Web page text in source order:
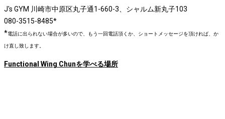
J's GYM 川崎市中原区丸子通1-660-3、シャルム新丸子103
080-3515-8485*
*電話に出られない場合が多いので、もう一回電話頂くか、ショートメッセージを頂ければ、か
け直し致します。
Functional Wing Chunを学べる場所